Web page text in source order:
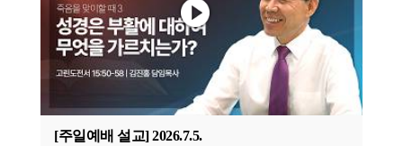
[주일예배 설교] 2026.7.5.